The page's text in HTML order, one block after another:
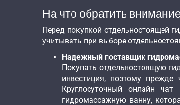
На что обратить
Перед покупкой отдельностоящей
учитывать при выборе
Надежный поставщик
Покупать отдельностоящую
инвестиция, поэтому
Круглосуточный онлайн
гидромассажную ванну,